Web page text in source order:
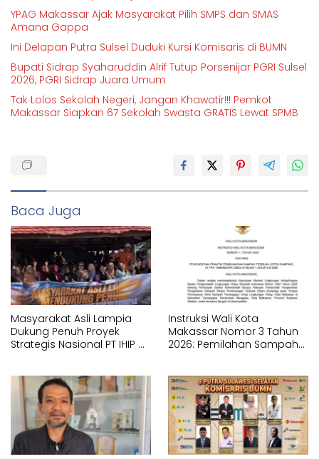
YPAG Makassar Ajak Masyarakat Pilih SMPS dan SMAS
Amana Gappa
Ini Delapan Putra Sulsel Duduki Kursi Komisaris di BUMN
Bupati Sidrap Syaharuddin Alrif Tutup Porsenijar PGRI Sulsel
2026, PGRI Sidrap Juara Umum
Tak Lolos Sekolah Negeri, Jangan Khawatir!!! Pemkot
Makassar Siapkan 67 Sekolah Swasta GRATIS Lewat SPMB
Baca Juga
Masyarakat Asli Lampia
Dukung Penuh Proyek
Strategis Nasional PT IHIP di
Instruksi Wali Kota
Makassar Nomor 3 Tahun
2026: Pemilahan Sampah